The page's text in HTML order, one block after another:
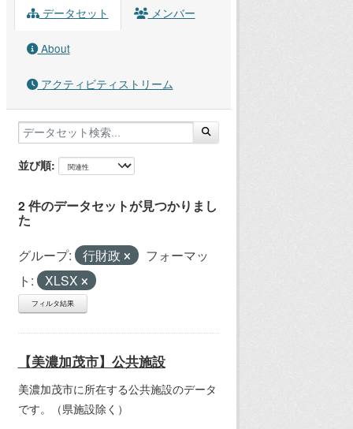
データセット メンバー
About
アクティビティストリーム
並び順
2 件のデータセットが見つかりまし
た
グループ: 行財政
フォーマッ
ト:
XLSX
フィルタ結果
【美濃加茂市】公共施設
美濃加茂市に所在する公共施設のデータ
です。（県施設除く）